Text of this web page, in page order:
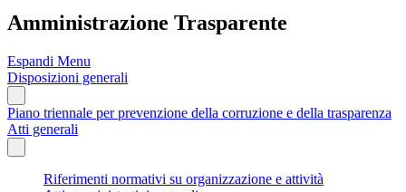
Amministrazione Trasparente
Espandi Menu
Disposizioni generali
Piano triennale per prevenzione della corruzione e della trasparenza
Atti generali
Riferimenti normativi su organizzazione e attività